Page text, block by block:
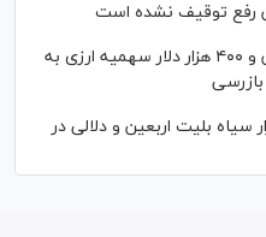
رفع توقیف نشده است
جلوگیری از پرداخت ۳ میلیون و ۴۰۰ هزار دلار سهمیه ارزی به
سیاه بلیت اربعین و دلالی در